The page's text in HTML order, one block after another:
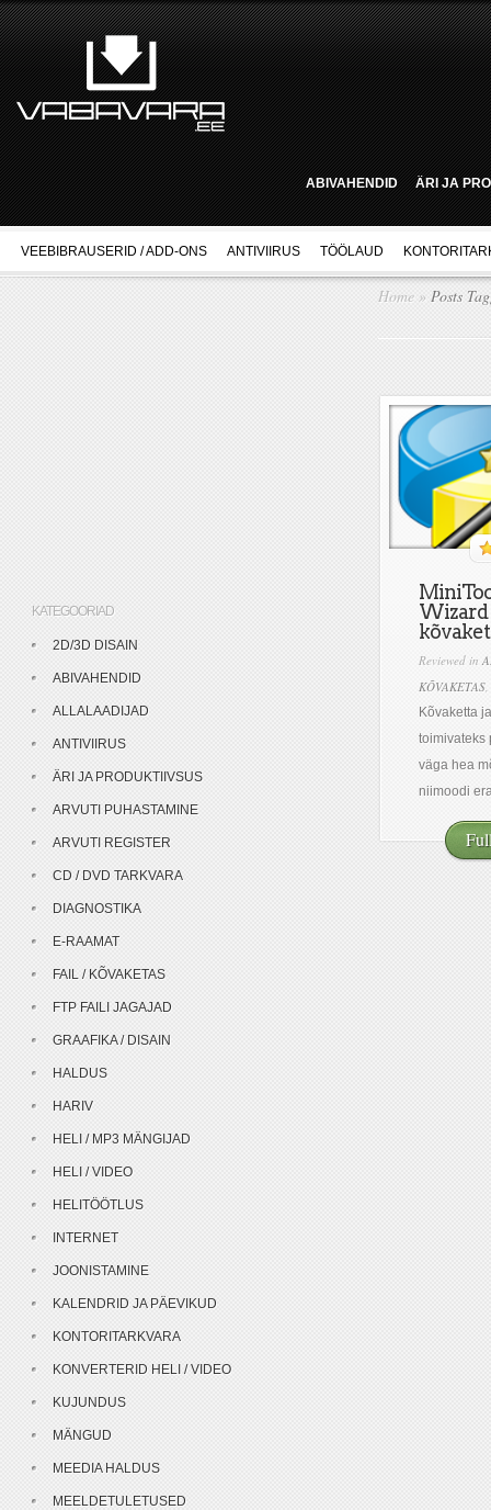
ABIVAHENDID ÄRI JA
VEEBIBRAUSERID / ADD-ONS ANTIVIIRUS TÖÖLAUD
Home » Posts
Wizard
Reviewed in
KÕVAKETAS,
Kõvaketta
toimivateks
väga hea
niimoodi
KATEGOORIAD
2D/3D DISAIN
ABIVAHENDID
ALLALAADIJAD
ANTIVIIRUS
ÄRI JA PRODUKTIIVSUS
ARVUTI PUHASTAMINE
ARVUTI REGISTER
CD / DVD TARKVARA
DIAGNOSTIKA
E-RAAMAT
FAIL / KÕVAKETAS
FTP FAILI JAGAJAD
GRAAFIKA / DISAIN
HALDUS
HARIV
HELI / MP3 MÄNGIJAD
HELI / VIDEO
HELITÖÖTLUS
INTERNET
JOONISTAMINE
KALENDRID JA PÄEVIKUD
KONTORITARKVARA
KONVERTERID HELI / VIDEO
KUJUNDUS
MÄNGUD
MEEDIA HALDUS
MEELDETULETUSED